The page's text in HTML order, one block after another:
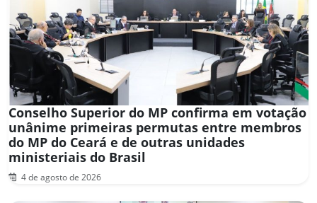
Conselho Superior do MP confirma em votação
unânime primeiras permutas entre membros
do MP do Ceará e de outras unidades
ministeriais do Brasil
4 de agosto de 2026